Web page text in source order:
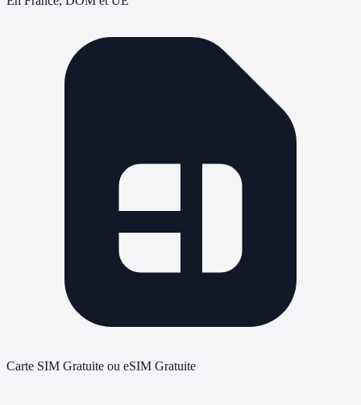
Carte SIM Gratuite ou eSIM Gratuite